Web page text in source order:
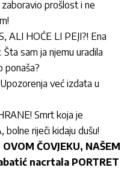
prošlost i ne
ALI HOĆE LI PEJI?! Ena
sam ja njemu uradila
ponaša?
već izdata u
Smrt koja je
bolne riječi kidaju dušu!
ČOVJEKU, NAŠEM
nacrtala PORTRET